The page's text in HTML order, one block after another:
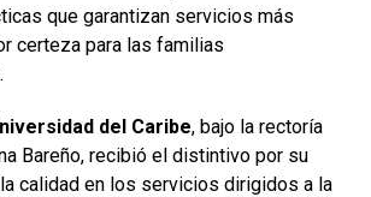
que garantizan servicios más
certeza para las familias
del Caribe, bajo la rectoría
Bareño, recibió el distintivo por su
calidad en los servicios dirigidos a la